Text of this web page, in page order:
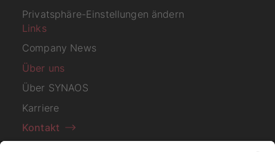
Privatsphäre-Einstellungen ändern
Links
Company News
Über uns
Über SYNAOS
Karriere
Kontakt